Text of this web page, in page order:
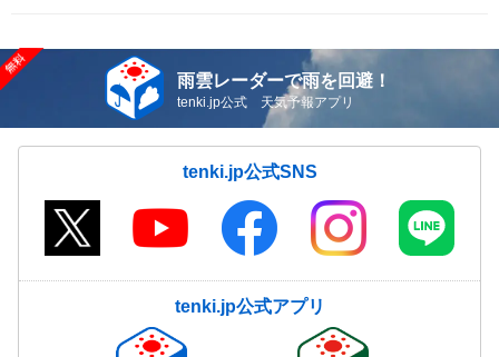
雨雲レーダーで雨を回避！
tenki.jp公式 天気予報アプリ
tenki.jp公式SNS
tenki.jp公式アプリ